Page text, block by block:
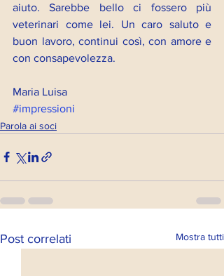
aiuto. Sarebbe bello ci fossero più
veterinari come lei. Un caro saluto e
buon lavoro, continui così, con amore e
con consapevolezza.
Maria Luisa
#impressioni
Parola ai soci
Post correlati Mostra tutti